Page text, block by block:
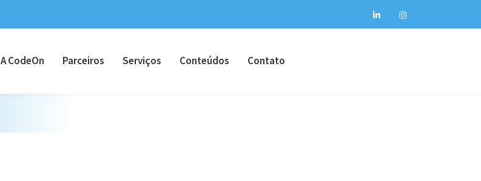
A CodeOn Parceiros Serviços Conteúdos Contato